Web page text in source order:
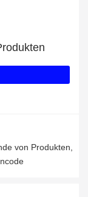
von Produkten,